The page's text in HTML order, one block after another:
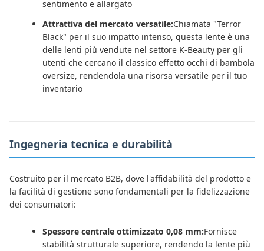
sentimento e allargato
Attrattiva del mercato versatile:Chiamata "Terror
Black" per il suo impatto intenso, questa lente è una
delle lenti più vendute nel settore K-Beauty per gli
utenti che cercano il classico effetto occhi di bambola
oversize, rendendola una risorsa versatile per il tuo
inventario
Ingegneria tecnica e durabilità
Costruito per il mercato B2B, dove l'affidabilità del prodotto e
la facilità di gestione sono fondamentali per la fidelizzazione
dei consumatori:
Spessore centrale ottimizzato 0,08 mm:Fornisce
stabilità strutturale superiore, rendendo la lente più